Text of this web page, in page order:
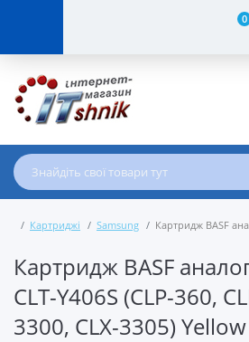
0
Картриджі Samsung Картридж BASF
Картридж BASF
CLT-Y406S (CLP-360,
3300, CLX-3305) Yellow